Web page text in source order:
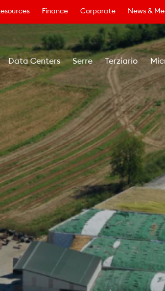
Finance Corporate News &
Data Centers Serre Terziario